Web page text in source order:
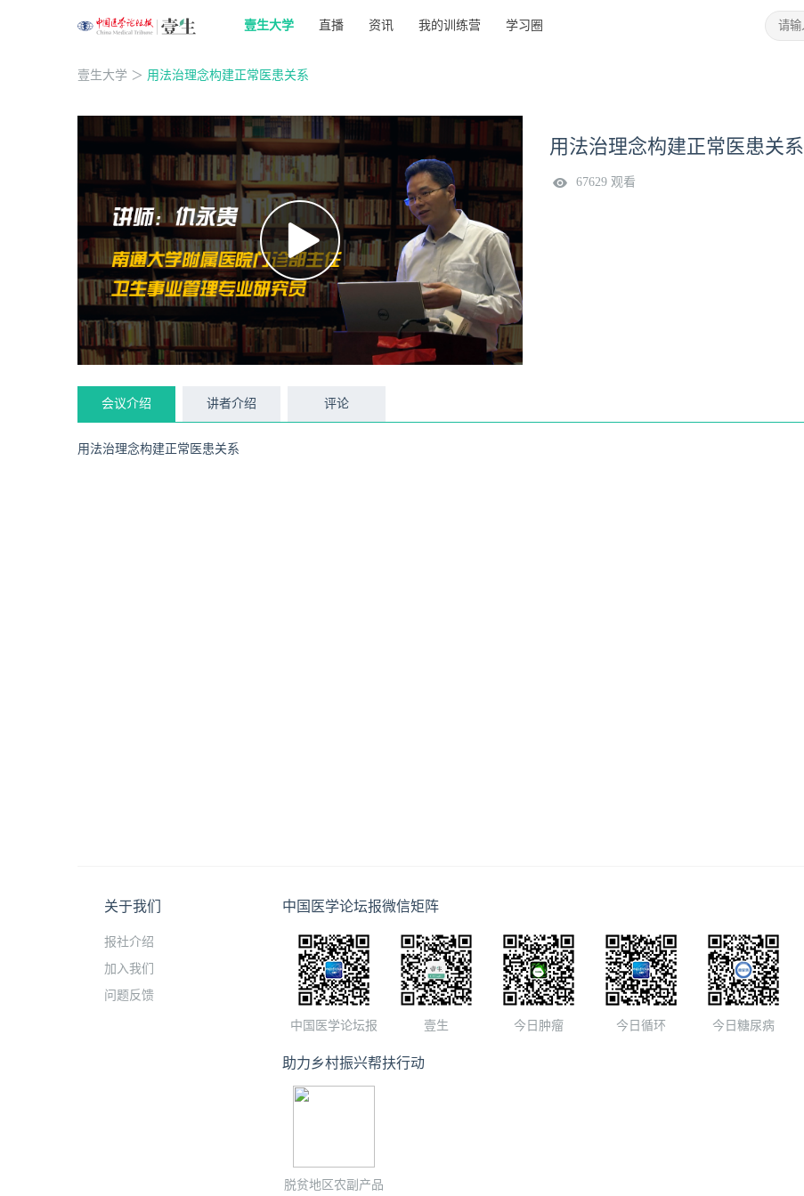
壹生大学 直播 资讯 我的训练营 学习圈
壹生大学 ＞ 用法治理念构建正常医患关系
用法治理念构建正常医患关系
67629 观看
会议介绍 讲者介绍 评论
用法治理念构建正常医患关系
关于我们
报社介绍
加入我们
问题反馈
中国医学论坛报微信矩阵
中国医学论坛报 壹生 今日肿瘤 今日循环 今日糖尿病
助力乡村振兴帮扶行动
脱贫地区农副产品